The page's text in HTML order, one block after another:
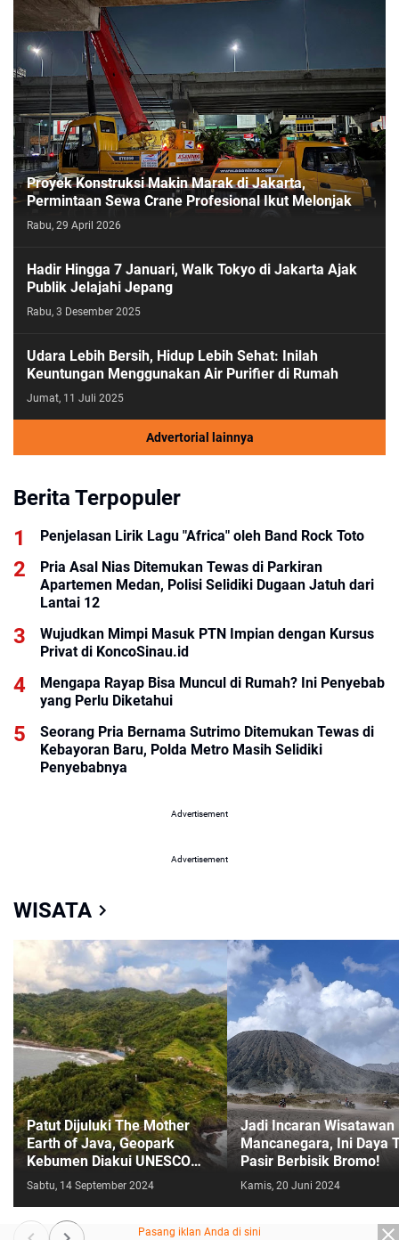
Proyek Konstruksi Makin Marak di Jakarta,
Permintaan Sewa Crane Profesional Ikut Melonjak
Rabu, 29 April 2026
Hadir Hingga 7 Januari, Walk Tokyo di Jakarta Ajak
Publik Jelajahi Jepang
Rabu, 3 Desember 2025
Udara Lebih Bersih, Hidup Lebih Sehat: Inilah
Keuntungan Menggunakan Air Purifier di Rumah
Jumat, 11 Juli 2025
Advertorial lainnya
Berita Terpopuler
Penjelasan Lirik Lagu "Africa" oleh Band Rock Toto
Pria Asal Nias Ditemukan Tewas di Parkiran
Apartemen Medan, Polisi Selidiki Dugaan Jatuh dari
Lantai 12
Wujudkan Mimpi Masuk PTN Impian dengan Kursus
Privat di KoncoSinau.id
Mengapa Rayap Bisa Muncul di Rumah? Ini Penyebab
yang Perlu Diketahui
Seorang Pria Bernama Sutrimo Ditemukan Tewas di
Kebayoran Baru, Polda Metro Masih Selidiki
Penyebabnya
Advertisement
Advertisement
WISATA
Patut Dijuluki The Mother
Earth of Java, Geopark
Kebumen Diakui UNESCO
Sebagai Warisan Geologi
Sabtu, 14 September 2024
Jadi Incaran Wisatawan
Mancanegara, Ini Daya
Pasir Berbisik Bromo!
Kamis, 20 Juni 2024
Pasang iklan Anda di sini